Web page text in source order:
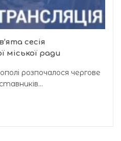
сесія
міської ради
розпочалося чергове